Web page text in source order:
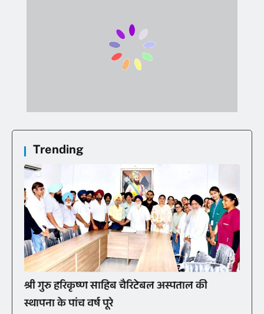
Trending
श्री गुरु हरिकृष्ण साहिब चैरिटेबल अस्पताल की
स्थापना के पांच वर्ष पूरे